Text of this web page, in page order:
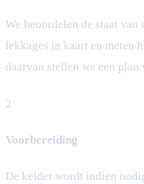
We beoordelen de staat van
lekkages in kaart en meten
daarvan stellen we een plan
2
Voorbereiding
De kelder wordt indien